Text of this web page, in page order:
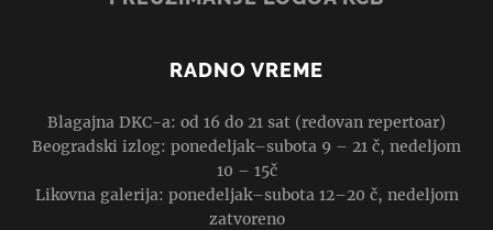
RADNO VREME
Blagajna DKC-a: od 16 do 21 sat (redovan repertoar)
Beogradski izlog: ponedeljak–subota 9 – 21 č, nedeljom
10 – 15č
Likovna galerija: ponedeljak–subota 12–20 č, nedeljom
zatvoreno